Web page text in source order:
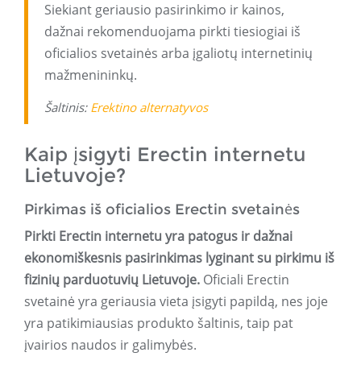
Siekiant geriausio pasirinkimo ir kainos,
dažnai rekomenduojama pirkti tiesiogiai iš
oficialios svetainės arba įgaliotų internetinių
mažmenininkų.
Šaltinis: Erektino alternatyvos
Kaip įsigyti Erectin internetu
Lietuvoje?
Pirkimas iš oficialios Erectin svetainės
Pirkti Erectin internetu yra patogus ir dažnai
ekonomiškesnis pasirinkimas lyginant su pirkimu iš
fizinių parduotuvių Lietuvoje. Oficiali Erectin
svetainė yra geriausia vieta įsigyti papildą, nes joje
yra patikimiausias produkto šaltinis, taip pat
įvairios naudos ir galimybės.